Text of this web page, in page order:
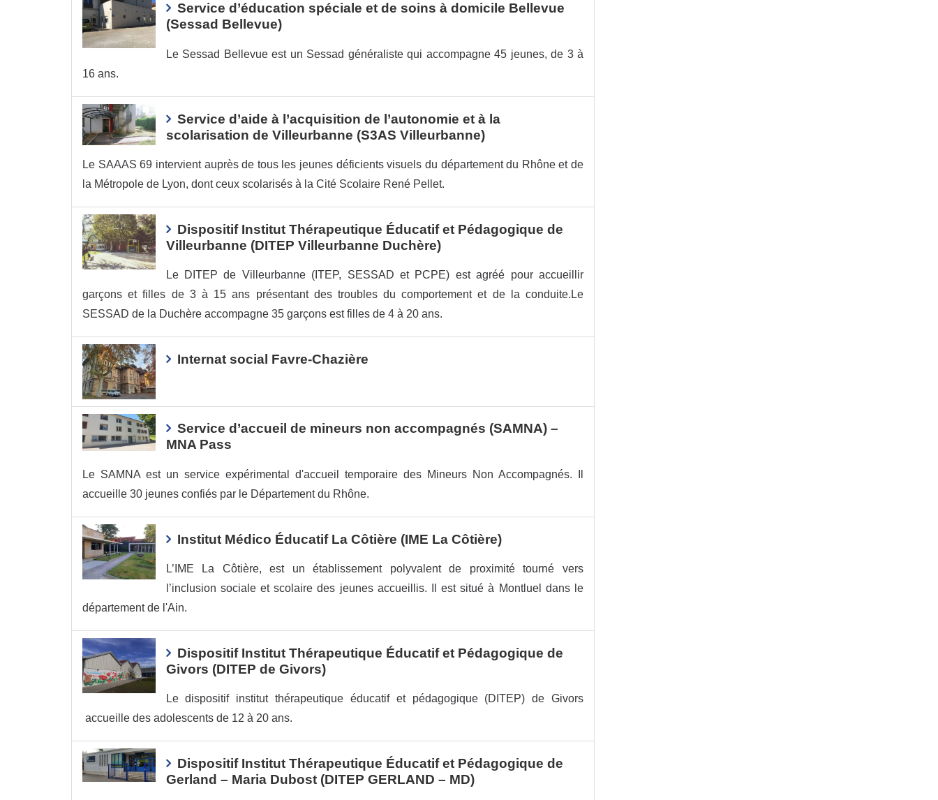
Service d’éducation spéciale et de soins à domicile Bellevue
(Sessad Bellevue)
Le Sessad Bellevue est un Sessad généraliste qui accompagne 45 jeunes, de 3 à
16 ans.
Service d’aide à l’acquisition de l’autonomie et à la
scolarisation de Villeurbanne (S3AS Villeurbanne)
Le SAAAS 69 intervient auprès de tous les jeunes déficients visuels du département du Rhône et de
la Métropole de Lyon, dont ceux scolarisés à la Cité Scolaire René Pellet.
Dispositif Institut Thérapeutique Éducatif et Pédagogique de
Villeurbanne (DITEP Villeurbanne Duchère)
Le DITEP de Villeurbanne (ITEP, SESSAD et PCPE) est agréé pour accueillir
garçons et filles de 3 à 15 ans présentant des troubles du comportement et de la conduite.Le
SESSAD de la Duchère accompagne 35 garçons est filles de 4 à 20 ans.
Internat social Favre-Chazière
Service d’accueil de mineurs non accompagnés (SAMNA) –
MNA Pass
Le SAMNA est un service expérimental d'accueil temporaire des Mineurs Non Accompagnés. Il
accueille 30 jeunes confiés par le Département du Rhône.
Institut Médico Éducatif La Côtière (IME La Côtière)
L’IME La Côtière, est un établissement polyvalent de proximité tourné vers
l’inclusion sociale et scolaire des jeunes accueillis. Il est situé à Montluel dans le
département de l'Ain.
Dispositif Institut Thérapeutique Éducatif et Pédagogique de
Givors (DITEP de Givors)
Le dispositif institut thérapeutique éducatif et pédagogique (DITEP) de Givors
accueille des adolescents de 12 à 20 ans.
Dispositif Institut Thérapeutique Éducatif et Pédagogique de
Gerland – Maria Dubost (DITEP GERLAND – MD)